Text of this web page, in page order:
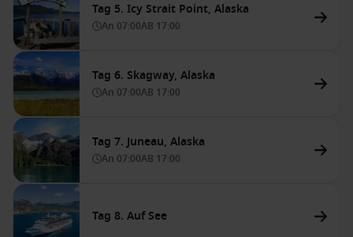
Tag 5. Icy Strait Point, Alaska
An 07:00AB 17:00
Tag 6. Skagway, Alaska
An 07:00AB 17:00
Tag 7. Juneau, Alaska
An 07:00AB 17:00
Tag 8. Auf See